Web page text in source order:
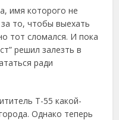
имя которого не
то, чтобы выехать
тот сломался. И пока
решил залезть в
ради
Т-55 какой-
Однако теперь